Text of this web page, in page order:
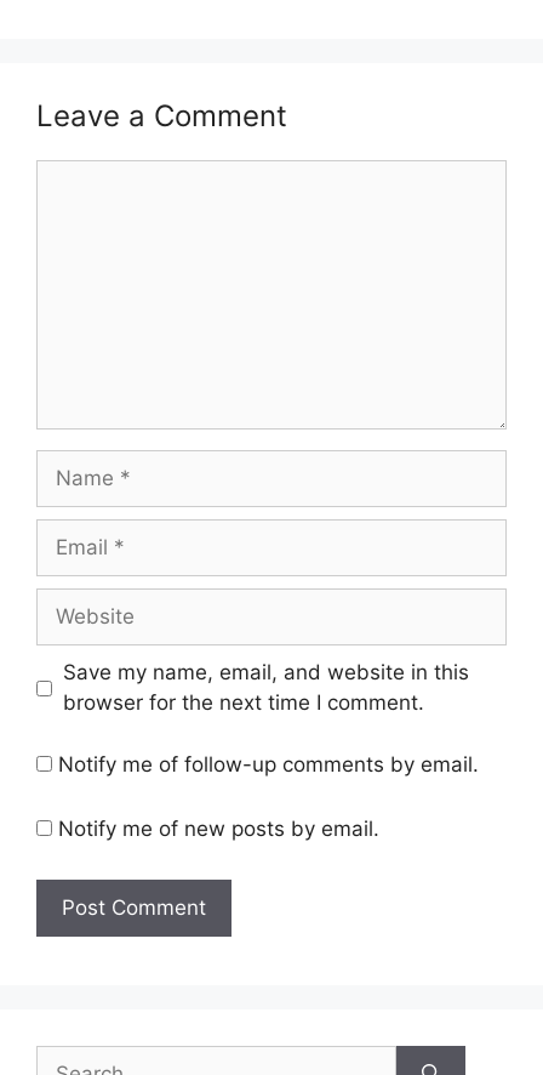
Leave a Comment
Name
Email
Website
Save my name, email, and website in this
browser for the next time I comment.
Notify me of follow-up comments by email.
Notify me of new posts by email.